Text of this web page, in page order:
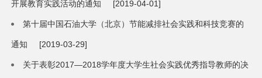
开展教育实践活动的通知 [2019-04-01]
第十届中国石油大学（北京）节能减排社会实践和科技竞赛的
通知 [2019-03-29]
关于表彰2017—2018学年度大学生社会实践优秀指导教师的决